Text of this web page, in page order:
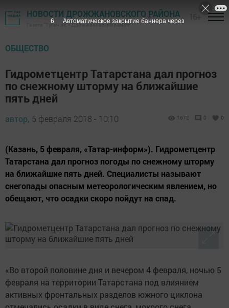
НОВОСТИ ДРОЖЖАНОВСКОГО РАЙОНА
Газета "Туган як" - Дрожжановский район
ОБЩЕСТВО
Гидрометцентр Татарстана дал прогноз
по снежному шторму на ближайшие
пять дней
автор, 5 февраля 2018 - 10:10 1672 0 0
(Казань, 5 февраля, «Татар-информ»). Гидрометцентр
Татарстана дал прогноз погоды по снежному шторму
на ближайшие пять дней. Специалисты называют
снегопады опасным метеорологическим явлением, но
обещают, что осадки скоро пойдут на спад.
«Во второй половине дня и вечером 4 февраля, ночью 5
февраля на территории Татарстана под влиянием
активных фронтальных разделов южного циклона
5 Автоматическое закрытие баннера через